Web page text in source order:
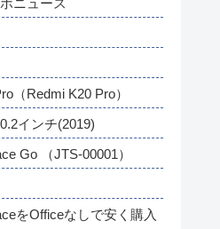
ニュース
（Redmi K20 Pro）
インチ(2019)
Go （JTS-00001）
をOfficeなしで安く購入